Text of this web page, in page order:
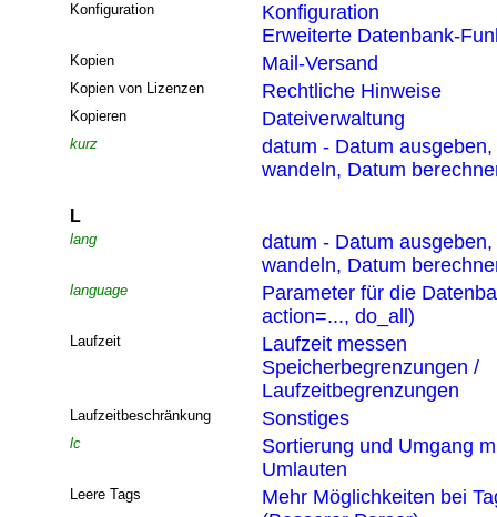
Konfiguration
Konfiguration
Erweiterte Datenbank-
Kopien Mail-Versand
Kopien von Lizenzen Rechtliche Hinweise
Kopieren Dateiverwaltung
kurz
datum - Datum
wandeln, Datum
L
lang
datum - Datum
wandeln, Datum
language
Parameter für die
action=..., do_all)
Laufzeit
Laufzeit messen
Speicherbegrenzungen /
Laufzeitbegrenzungen
Laufzeitbeschränkung Sonstiges
lc
Sortierung und Umgang
Umlauten
Leere Tags
Mehr Möglichkeiten bei